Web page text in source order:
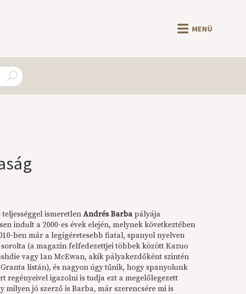
MENÜ
ismeretlenAndrés Barba pályája
indult a 2000-es évek elején, melynek következtében
ben már a legígéretesebb fiatal, spanyol nyelven
(a magazin felfedezettjei többek között Kazuo
vagy Ian McEwan, akik pályakezdőként szintén
listán), és nagyon úgy tűnik, hogy spanyolunk
regényeivel igazolni is tudja ezt a megelőlegezett
milyen jó szerző is Barba, már szerencsére mi is